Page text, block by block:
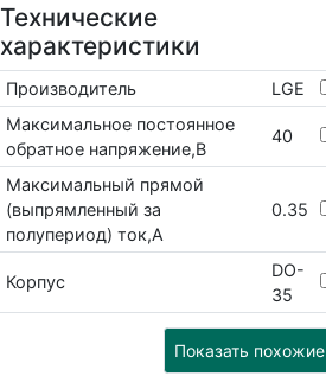
Технические
характеристики
Производитель
LGE
Максимальное постоянное
обратное напряжение,В
40
Максимальный прямой
(выпрямленный за
полупериод) ток,А
0.35
Корпус
DO-
35
Показать похожие